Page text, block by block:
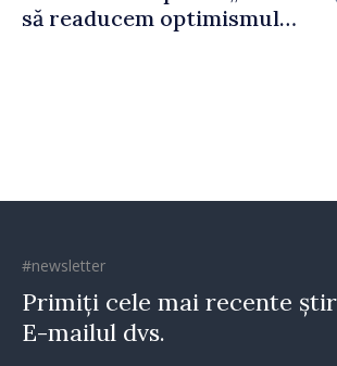
să readucem optimismul
#newsletter
Primiți cele mai recente
E-mailul dvs.